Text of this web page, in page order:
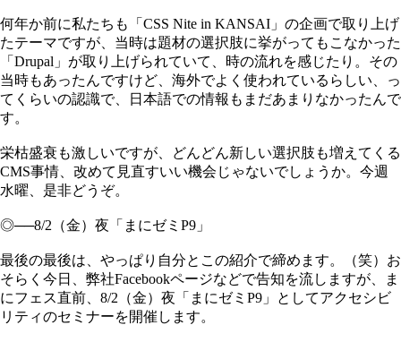
何年か前に私たちも「CSS Nite in KANSAI」の企画で取り上げ
たテーマですが、当時は題材の選択肢に挙がってもこなかった
「Drupal」が取り上げられていて、時の流れを感じたり。その
当時もあったんですけど、海外でよく使われているらしい、っ
てくらいの認識で、日本語での情報もまだあまりなかったんで
す。
栄枯盛衰も激しいですが、どんどん新しい選択肢も増えてくる
CMS事情、改めて見直すいい機会じゃないでしょうか。今週
水曜、是非どうぞ。
◎──8/2（金）夜「まにゼミP9」
最後の最後は、やっぱり自分とこの紹介で締めます。（笑）お
そらく今日、弊社Facebookページなどで告知を流しますが、ま
にフェス直前、8/2（金）夜「まにゼミP9」としてアクセシビ
リティのセミナーを開催します。